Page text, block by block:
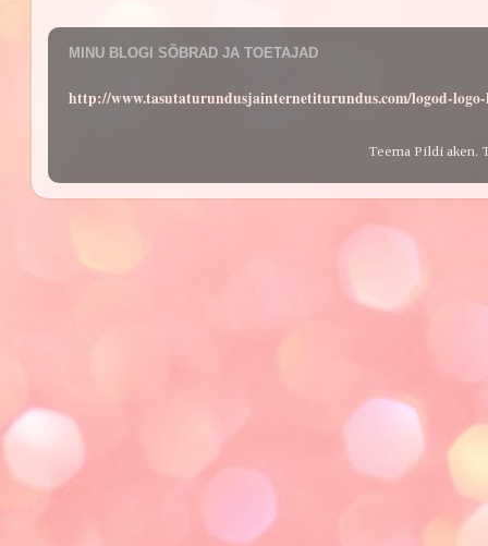
MINU BLOGI SÕBRAD JA TOETAJAD
http://www.tasutaturundusjainternetiturundus.com/logod-
Teema Pildi aken.